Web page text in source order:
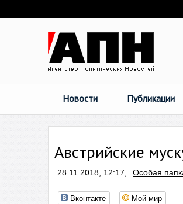
Новости Публикации
Австрийские
28.11.2018, 12:17, Особая
Вконтакте Мой мир